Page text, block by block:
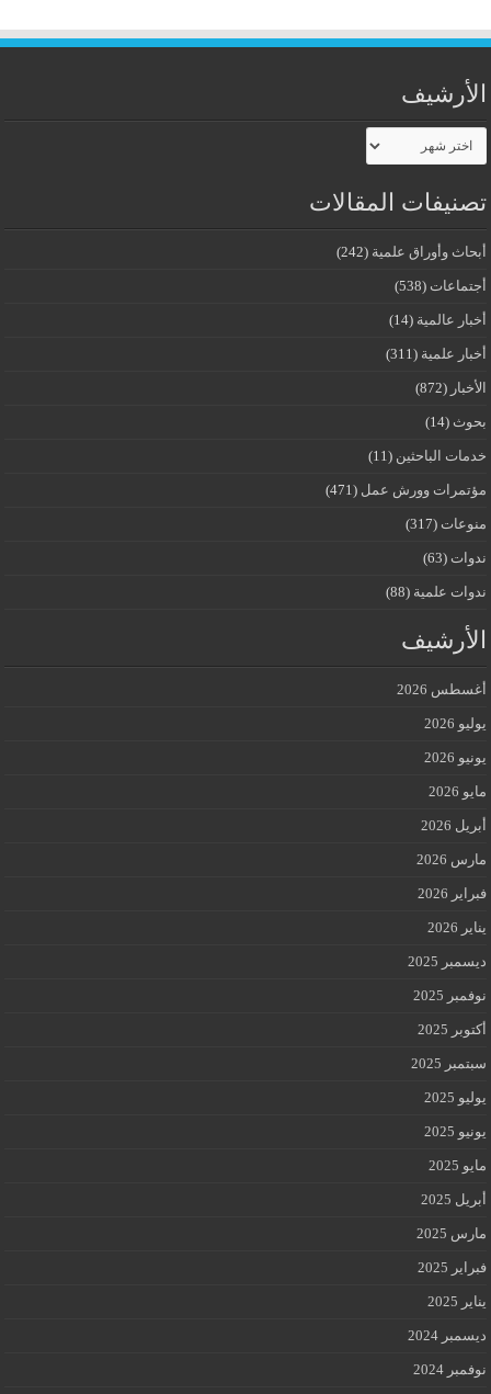
الأرشيف
الأرشيف
تصنيفات المقالات
أبحاث وأوراق علمية (242)
أجتماعات (538)
أخبار عالمية (14)
أخبار علمية (311)
الأخبار (872)
بحوث (14)
خدمات الباحثين (11)
مؤتمرات وورش عمل (471)
منوعات (317)
ندوات (63)
ندوات علمية (88)
الأرشيف
أغسطس 2026
يوليو 2026
يونيو 2026
مايو 2026
أبريل 2026
مارس 2026
فبراير 2026
يناير 2026
ديسمبر 2025
نوفمبر 2025
أكتوبر 2025
سبتمبر 2025
يوليو 2025
يونيو 2025
مايو 2025
أبريل 2025
مارس 2025
فبراير 2025
يناير 2025
ديسمبر 2024
نوفمبر 2024